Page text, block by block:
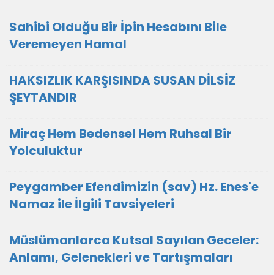
Sahibi Olduğu Bir İpin Hesabını Bile
Veremeyen Hamal
HAKSIZLIK KARŞISINDA SUSAN DİLSİZ
ŞEYTANDIR
Miraç Hem Bedensel Hem Ruhsal Bir
Yolculuktur
Peygamber Efendimizin (sav) Hz. Enes'e
Namaz ile İlgili Tavsiyeleri
Müslümanlarca Kutsal Sayılan Geceler:
Anlamı, Gelenekleri ve Tartışmaları